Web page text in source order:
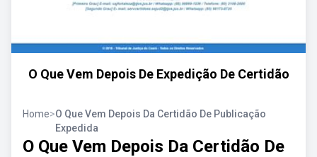
O Que Vem Depois De Expedição De Certidão
Home>O Que Vem Depois Da Certidão De Publicação
Expedida
O Que Vem Depois Da Certidão De